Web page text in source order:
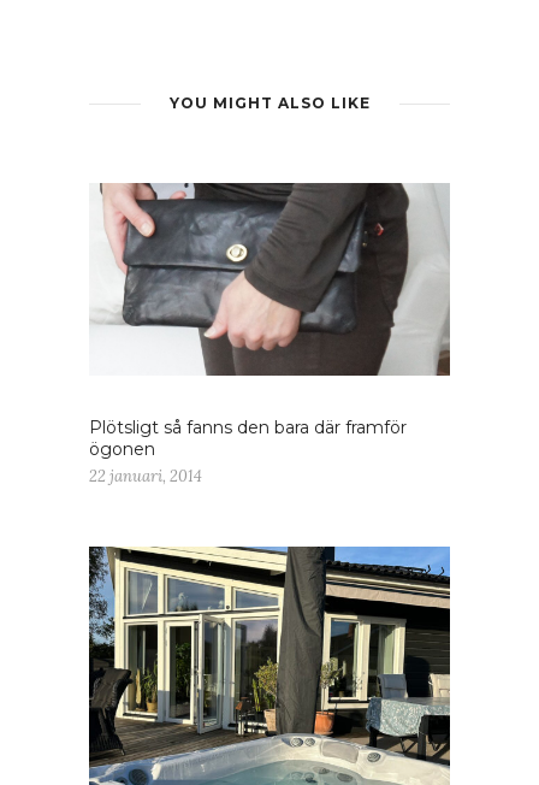
YOU MIGHT ALSO LIKE
Plötsligt så fanns den bara där framför
ögonen
22 januari, 2014